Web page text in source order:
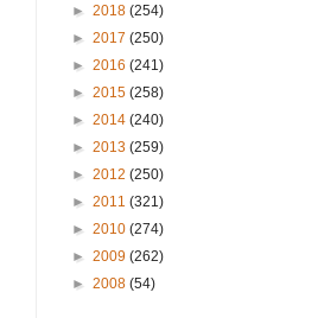
► 2018 (254)
► 2017 (250)
► 2016 (241)
► 2015 (258)
► 2014 (240)
► 2013 (259)
► 2012 (250)
► 2011 (321)
► 2010 (274)
► 2009 (262)
► 2008 (54)